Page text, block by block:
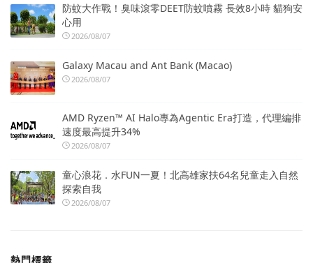
防蚊大作戰！臭味滾零DEET防蚊噴霧 長效8小時 貓狗安
心用
2026/08/07
Galaxy Macau and Ant Bank (Macao)
2026/08/07
AMD Ryzen™ AI Halo專為Agentic Era打造，代理編排
速度最高提升34%
2026/08/07
童心浪花．水FUN一夏！北高雄家扶64名兒童走入自然
探索自我
2026/08/07
熱門標籤